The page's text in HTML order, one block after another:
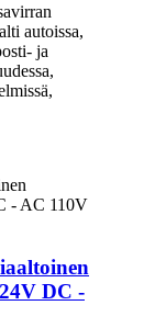
autoissa,
ja
DC -